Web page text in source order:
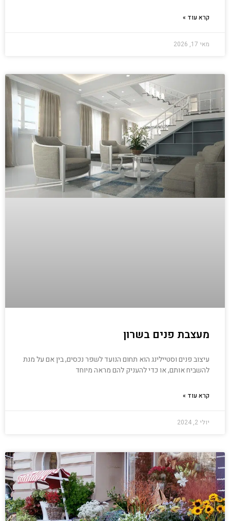
קרא עוד »
מאי 17, 2026
מעצבת פנים בשרון
עיצוב פנים וסטיילינג הוא תחום הנועד לשפר נכסים, בין אם על מנת
להשביח אותם, או כדי להעניק להם מראה מיוחד
קרא עוד »
יולי 2, 2024